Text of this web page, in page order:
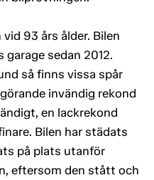
93 års ålder. Bilen
sedan 2012.
så finns vissa spår
invändig rekond
en lackrekond
Bilen har städats
på plats utanför
eftersom den stått och